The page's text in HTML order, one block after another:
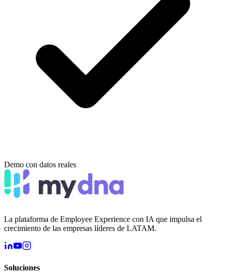
Demo con datos reales
La plataforma de Employee Experience con IA que impulsa el
crecimiento de las empresas líderes de LATAM.
Soluciones